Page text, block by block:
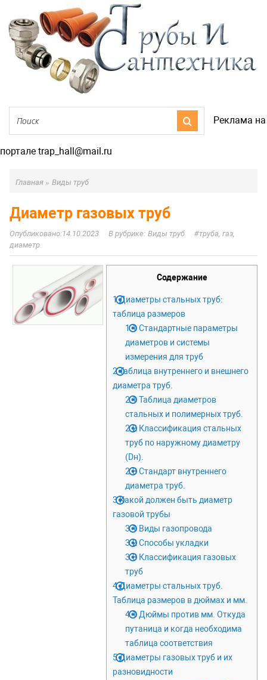
Реклама на
портале trap_hall@mail.ru
Главная » Виды труб
Диаметр газовых труб
14.10.2023 Виды труб
труба, газ,
диаметр
Содержание
1Диаметры стальных труб:
таблица размеров
1.1Стандартные параметры
диаметров и системы
измерения для труб
2Таблица внутреннего и внешнего
диаметра труб.
2.1Таблица диаметров
стальных и полимерных труб.
2.2 Классификация стальных
труб по наружному диаметру
(Dн).
2.3Стандарт внутреннего
диаметра труб.
3Какой должен быть диаметр
газовой трубы
3.1 Виды газопровода
3.2Способы укладки
3.3 Классификация газовых
труб
4Диаметры стальных труб.
Таблица размеров в дюймах и мм.
4.1 Дюймы против мм. Откуда
путаница и когда необходима
таблица соответствия
5Диаметры газовых труб и их
разновидности